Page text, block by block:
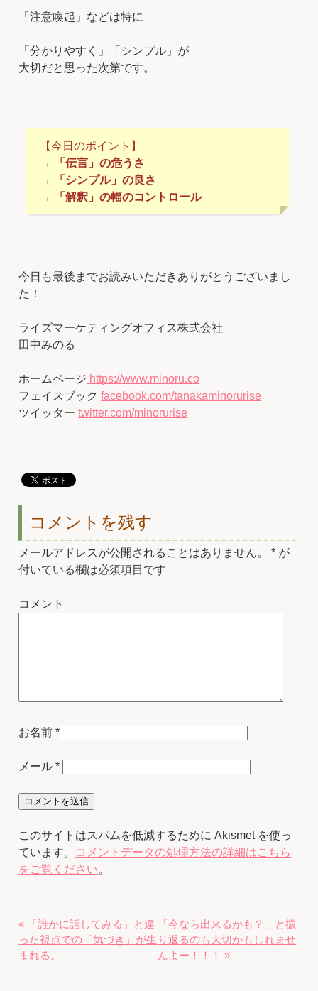
「注意喚起」などは特に
「分かりやすく」「シンプル」が
大切だと思った次第です。
【今日のポイント】
→ 「伝言」の危うさ
→ 「シンプル」の良さ
→ 「解釈」の幅のコントロール
今日も最後までお読みいただきありがとうございまし
た！
ライズマーケティングオフィス株式会社
田中みのる
ホームページ https://www.minoru.co
フェイスブックfacebook.com/tanakaminorurise
ツイッターtwitter.com/minorurise
コメントを残す
メールアドレスが公開されることはありません。 * が
付いている欄は必須項目です
コメント
お名前 *
メール*
このサイトはスパムを低減するために Akismet を使っ
ています。
コメントデータの処理方法の詳細はこちら
をご覧ください。
« 「誰かに話してみる」と違
った視点での「気づき」が生
まれる。
「今なら出来るかも？」と振
り返るのも大切かもしれませ
んよー！！！ »